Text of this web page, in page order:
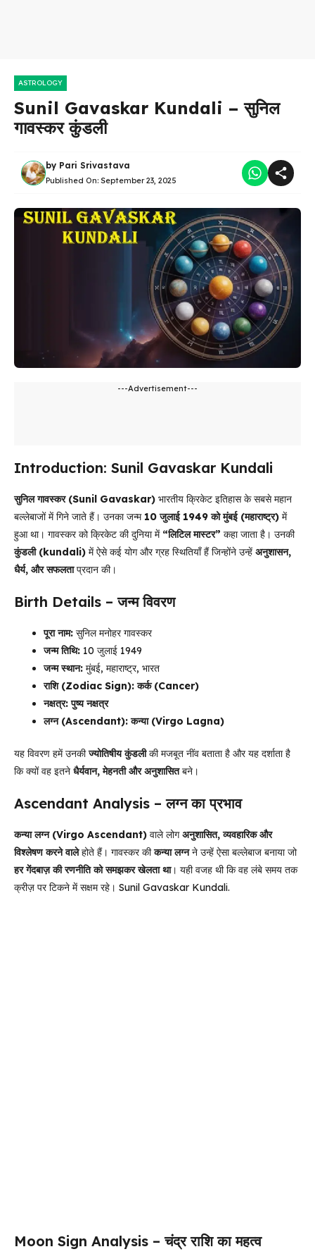
ASTROLOGY
Sunil Gavaskar Kundali – सुनिल
गावस्कर कुंडली
by Pari Srivastava
Published On: September 23, 2025
---Advertisement---
Introduction: Sunil Gavaskar Kundali
सुनिल गावस्कर (Sunil Gavaskar) भारतीय क्रिकेट इतिहास के सबसे महान
बल्लेबाजों में गिने जाते हैं। उनका जन्म 10 जुलाई 1949 को मुंबई (महाराष्ट्र) में
हुआ था। गावस्कर को क्रिकेट की दुनिया में “लिटिल मास्टर” कहा जाता है। उनकी
कुंडली (kundali) में ऐसे कई योग और ग्रह स्थितियाँ हैं जिन्होंने उन्हें अनुशासन,
धैर्य, और सफलताप्रदान की।
Birth Details – जन्म विवरण
पूरा नाम: सुनिल मनोहर गावस्कर
जन्म तिथि: 10 जुलाई 1949
जन्म स्थान: मुंबई, महाराष्ट्र, भारत
राशि (Zodiac Sign): कर्क (Cancer)
नक्षत्र: पुष्य नक्षत्र
लग्न (Ascendant): कन्या (Virgo Lagna)
यह विवरण हमें उनकीज्योतिषीय कुंडलीकी मजबूत नींव बताता है और यह दर्शाता है
कि क्यों वह इतने धैर्यवान, मेहनती और अनुशासितबने।
Ascendant Analysis – लग्न का प्रभाव
कन्या लग्न (Virgo Ascendant) वाले लोगअनुशासित, व्यवहारिक और
विश्लेषण करने वालेहोते हैं। गावस्कर कीकन्या लग्नने उन्हें ऐसा बल्लेबाज बनाया जो
हर गेंदबाज़ की रणनीति को समझकर खेलता था। यही वजह थी कि वह लंबे समय तक
क्रीज़ पर टिकने में सक्षम रहे। Sunil Gavaskar Kundali.
Moon Sign Analysis – चंद्र राशि का महत्व